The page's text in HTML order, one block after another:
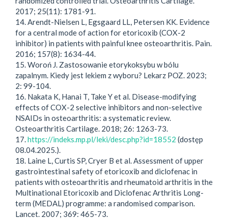
2017; 25(11): 1781-91.
14. Arendt-Nielsen L, Egsgaard LL, Petersen KK. Evidence
for a central mode of action for etoricoxib (COX-2
inhibitor) in patients with painful knee osteoarthritis. Pain.
2016; 157(8): 1634-44.
15. Woroń J. Zastosowanie etorykoksybu w bólu
zapalnym. Kiedy jest lekiem z wyboru? Lekarz POZ. 2023;
2: 99-104.
16. Nakata K, Hanai T, Take Y et al. Disease-modifying
effects of COX-2 selective inhibitors and non-selective
NSAIDs in osteoarthritis: a systematic review.
Osteoarthritis Cartilage. 2018; 26: 1263-73.
17.https://indeks.mp.pl/leki/desc.php?id=18552 (dostęp
08.04.2025.).
18. Laine L, Curtis SP, Cryer B et al. Assessment of upper
gastrointestinal safety of etoricoxib and diclofenac in
patients with osteoarthritis and rheumatoid arthritis in the
Multinational Etoricoxib and Diclofenac Arthritis Long-
term (MEDAL) programme: a randomised comparison.
Lancet. 2007; 369: 465-73.